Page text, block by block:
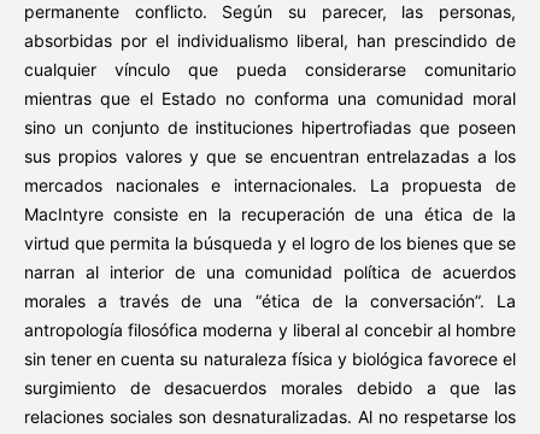
permanente conflicto. Según su parecer, las personas,
absorbidas por el individualismo liberal, han prescindido de
cualquier vínculo que pueda considerarse comunitario
mientras que el Estado no conforma una comunidad moral
sino un conjunto de instituciones hipertrofiadas que poseen
sus propios valores y que se encuentran entrelazadas a los
mercados nacionales e internacionales. La propuesta de
MacIntyre consiste en la recuperación de una ética de la
virtud que permita la búsqueda y el logro de los bienes que se
narran al interior de una comunidad política de acuerdos
morales a través de una “ética de la conversación”. La
antropología filosófica moderna y liberal al concebir al hombre
sin tener en cuenta su naturaleza física y biológica favorece el
surgimiento de desacuerdos morales debido a que las
relaciones sociales son desnaturalizadas. Al no respetarse los